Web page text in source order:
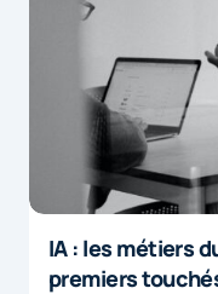
IA : les métiers
premiers